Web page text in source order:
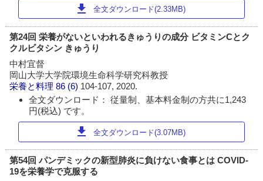
download 全文ダウンロード(2.33MB)
第24回 栄養がないといわれるきゅうりの成分 ビタミンCとク
クルビタシン きゅうり
中村宜督
岡山大学大学院環境生命科学研究科教授
栄養と料理 86 (6) 104-107, 2020.
全文ダウンロード： 従量制、基本料金制の方共に1,243
円(税込) です。
download 全文ダウンロード(3.07MB)
第54回 パンデミックの新型肺炎に負けない食事とは COVID-
19を栄養学で克服する